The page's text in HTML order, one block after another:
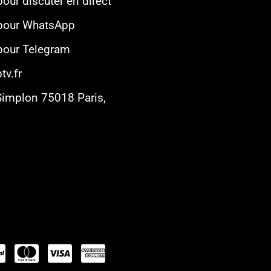
WhatsApp
Telegram
75018 Paris,